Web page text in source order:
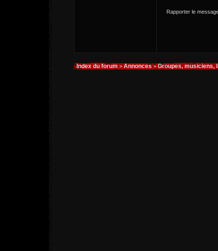
Rapporter le
Index du forum > Annonces>Groupes, musiciens,